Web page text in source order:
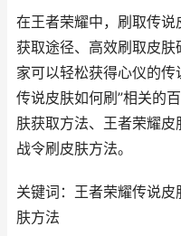
在王者荣耀中，刷取传
获取途径、高效刷取皮
家可以轻松获得心仪的
传说皮肤如何刷”相关的
肤获取方法、王者荣耀
战令刷皮肤方法。
关键词：王者荣耀传说
肤方法